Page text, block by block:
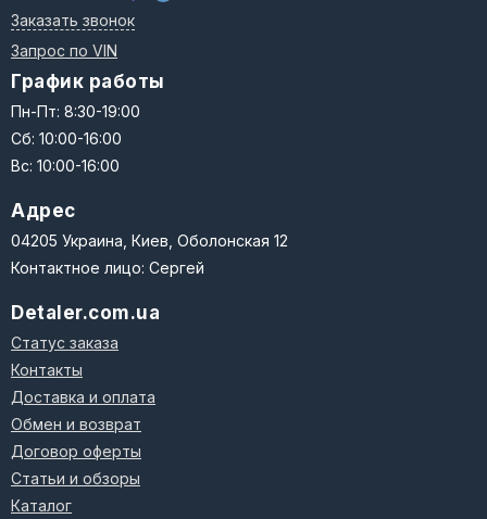
Заказать звонок
Запрос по VIN
График работы
Пн-Пт: 8:30-19:00
Сб: 10:00-16:00
Вс: 10:00-16:00
Адрес
04205 Украина, Киев, Оболонская 12
Контактное лицо: Сергей
Detaler.com.ua
Статус заказа
Контакты
Доставка и оплата
Обмен и возврат
Договор оферты
Статьи и обзоры
Каталог